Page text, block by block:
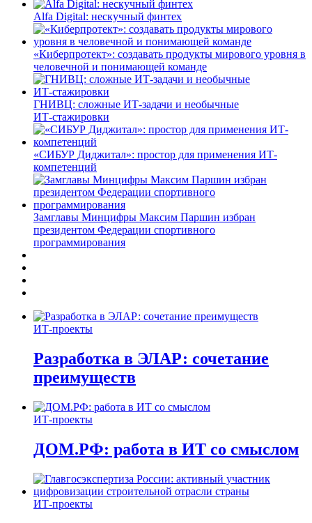
Alfa Digital: нескучный финтех
«Киберпротект»: создавать продукты мирового уровня в
человечной и понимающей команде
ГНИВЦ: сложные ИТ‑задачи и необычные
ИТ‑стажировки
«СИБУР Диджитал»: простор для применения ИТ-
компетенций
Замглавы Минцифры Максим Паршин избран
президентом Федерации спортивного
программирования
ИТ-проекты
Разработка в ЭЛАР: сочетание
преимуществ
ИТ-проекты
ДОМ.РФ: работа в ИТ со смыслом
ИТ-проекты